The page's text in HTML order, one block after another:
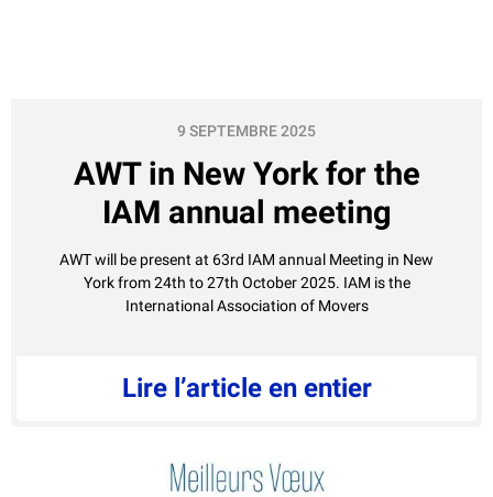
AWT in New York for the
IAM annual meeting
9 SEPTEMBRE 2025
AWT will be present at 63rd IAM annual Meeting in New
York from 24th to 27th October 2025. IAM is the
International Association of Movers
Lire l’article en entier